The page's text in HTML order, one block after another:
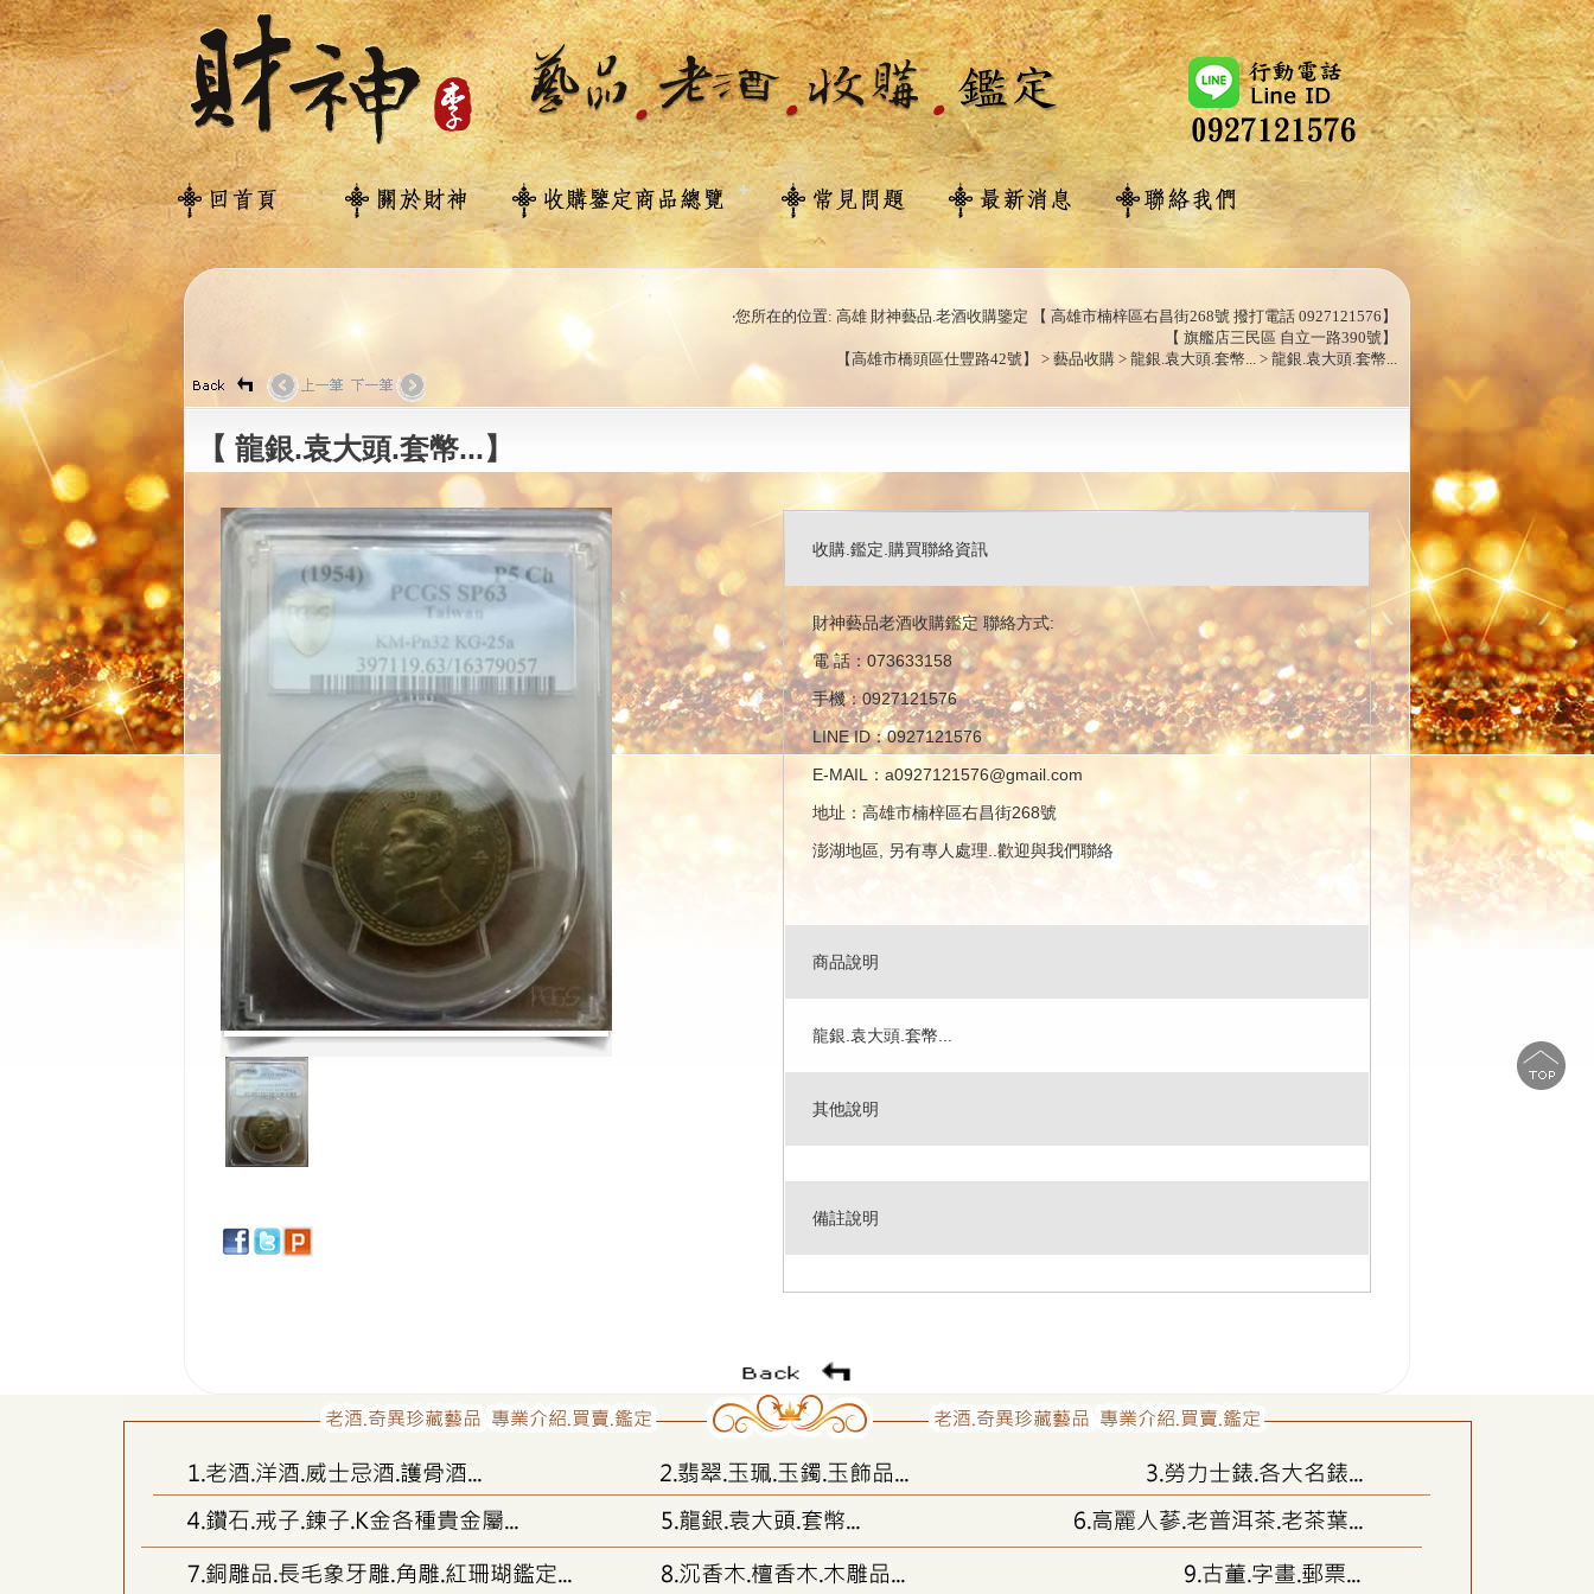
‧您所在的位置: 高雄 財神藝品.老酒收購鑒定 【 高雄市楠梓區右昌街268號 撥打電話 0927121576】
【 旗艦店三民區 自立一路390號】
【高雄市橋頭區仕豐路42號】 > 藝品收購 > 龍銀.袁大頭.套幣... > 龍銀.袁大頭.套幣...
【 龍銀.袁大頭.套幣...】
收購.鑑定.購買聯絡資訊
財神藝品老酒收購鑑定 聯絡方式:
電 話：073633158
手機：0927121576
LINE ID：0927121576
E-MAIL：a0927121576@gmail.com
地址：高雄市楠梓區右昌街268號
澎湖地區, 另有專人處理..歡迎與我們聯絡
商品說明
龍銀.袁大頭.套幣...
其他說明
備註說明